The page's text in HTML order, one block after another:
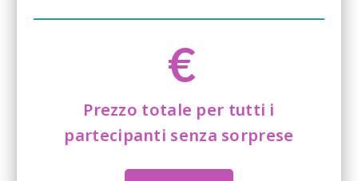
€
Prezzo totale per tutti i
partecipanti senza sorprese